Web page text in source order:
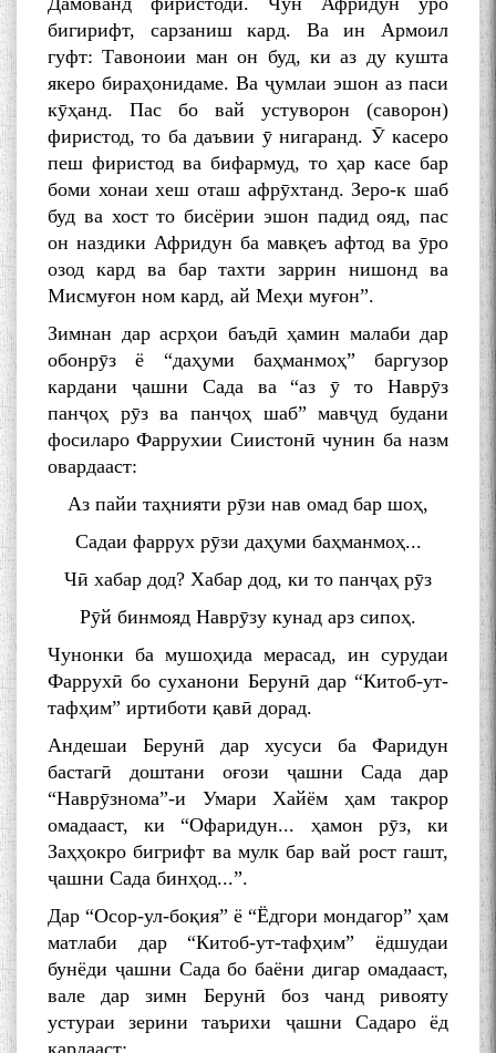
бигирифт, сарзаниш кард. Ва ин Армоил
гуфт: Тавоноии ман он буд, ки аз ду кушта
якеро бираҳонидаме. Ва ҷумлаи эшон аз паси
кӯҳaнд. Пас бо вай устуворон (саворон)
фиристод, то ба даъвии ӯ нигаранд. Ӯ касеро
пеш фиристод ва бифармуд, то ҳар касе бар
боми хонаи хеш оташ aфpӯxтaнд. Зеро-к шаб
буд ва хост то бисёрии эшон падид ояд, пас
он наздики Афридун ба мавқеъ афтод ва ӯpo
озод кард ва бар тахти заррин нишонд ва
Мисмуғон ном кард, ай Меҳи муғон”.
Зимнан дар асрҳои баъдӣ ҳамин малаби дар
обонрӯз ё “даҳуми баҳманмоҳ” баргузор
кардани ҷашни Сада ва “аз ӯ то Наврӯз
панҷоҳ рӯз ва панҷоҳ шаб” мавҷуд будани
фосиларо Фаррухии Сиистонӣ чунин ба назм
овардааст:
Аз пайи таҳнияти рӯзи нав омад бар шоҳ,
Садаи фаррух рӯзи даҳуми баҳманмоҳ...
Чӣ хабар дод? Хабар дод, ки то панҷаҳ рӯз
Рӯй бинмояд Наврӯзу кунад арз сипоҳ.
Чунонки ба мушоҳида мерасад, ин сурудаи
Фаррухӣ бо суханони Берунӣ дар “Китоб-ут-
тафҳим” иртиботи қавӣ дорад.
Андешаи Берунӣ дар хусуси ба Фаридун
бастагӣ доштани оғози ҷашни Сада дар
“Наврӯзнома”-и Умари Хайём ҳам такрор
омадааст, ки “Офаридун... ҳамон рӯз, ки
Заҳҳокро бигрифт ва мулк бар вай рост гашт,
ҷашни Сада бинҳод...”.
Дар “Осор-ул-боқия” ё “Ёдгори мондагор” ҳам
матлаби дар “Китоб-ут-тафҳим” ёдшудаи
бунёди ҷашни Сада бо баёни дигар омадааст,
вале дар зимн Берунӣ боз чанд ривояту
устураи зерини таърихи ҷашни Садаро ёд